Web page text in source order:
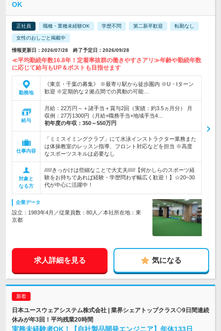
OK
正社員 職種・業種未経験OK 学歴不問 第二新卒歓迎 転勤なし
女性のおしごと掲載中
情報更新日：2026/07/28 終了予定日：2026/09/28
≪平均勤続年数16.8年！定着率抜群の働きやすさアリ≫年齢や勤続年数
に応じて給与もUP＆ポストも目指せます
勤務地
《東京・千葉の募集》 ※最寄り駅から徒歩圏内 ※U・Iターン
歓迎 ※定期的な２拠点間での異動の可能…
給与
月給：22万円～＋諸手当＋賞与2回（実績：約3.5ヵ月分） 月
収例：27万1300円（月給+職務手当+地域手当4…
初年度の年収： 350～550万円
仕事内容
「ミミスイミングクラブ」にて水泳インストラクター業務また
は体操教室のレッスン指導、フロント対応などを担当 ※高度
なスポーツスキルは必要なし
対象と
なる方
/////きっかけは些細なことで大丈夫/////【何かしらのスポーツ経
験をお持ちであれば経験・学歴問わず幅広く歓迎！】☆20~30
代が中心に活躍中！
企業データ
設立：1983年4月／従業員数：80人／本社所在地：東
京都
求人詳細を見る 気になる
日本ユースウェアシステム株式会社 | 業界シェアトップクラス◇9日間連続
休みが年3回！平均残業20時間
実務未経験者OK！【自社製品開発エンジニア】年休133日